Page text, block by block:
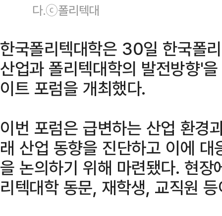
다.ⓒ폴리텍대
한국폴리텍대학은 30일 한국폴
산업과 폴리텍대학의 발전방향'
이트 포럼을 개최했다.
이번 포럼은 급변하는 산업 환경
래 산업 동향을 진단하고 이에
을 논의하기 위해 마련됐다. 현장
리텍대학 동문, 재학생, 교직원